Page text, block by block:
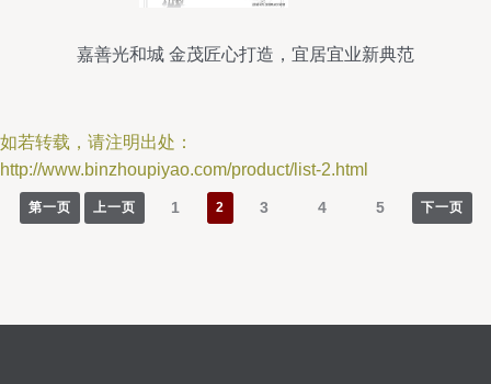
嘉善光和城 金茂匠心打造，宜居宜业新典范
如若转载，请注明出处：
http://www.binzhoupiyao.com/product/list-2.html
第一页 上一页 1 2 3 4 5 下一页